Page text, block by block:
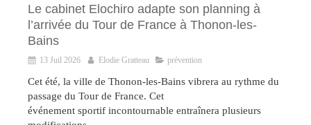
Le cabinet Elochiro adapte son planning à
l’arrivée du Tour de France à Thonon-les-
Bains
13 Juil 2026 Elodie Gratteau prévention
Cet été, la ville de Thonon-les-Bains vibrera au rythme du
passage du Tour de France. Cet
événement sportif incontournable entraînera plusieurs